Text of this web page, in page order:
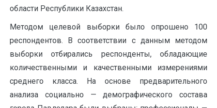
области Республики Казахстан.
Методом целевой выборки было опрошено 100
респондентов. В соответствии с данным методом
выборки отбирались респонденты, обладающие
количественными и качественными измерениями
среднего класса. На основе предварительного
анализа социально — демографического состава